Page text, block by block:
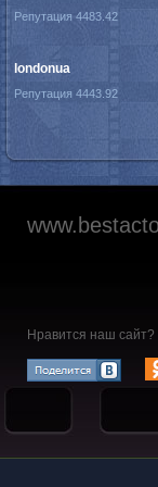
Репутация 4483.42
londonua
Репутация 4443.92
Нравится наш сайт?